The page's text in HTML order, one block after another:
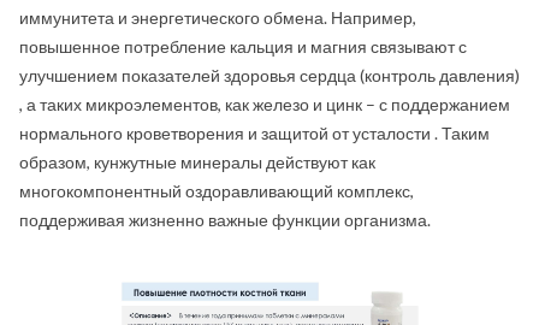
иммунитета и энергетического обмена. Например,
повышенное потребление кальция и магния связывают с
улучшением показателей здоровья сердца (контроль давления)
, а таких микроэлементов, как железо и цинк – с поддержанием
нормального кроветворения и защитой от усталости . Таким
образом, кунжутные минералы действуют как
многокомпонентный оздоравливающий комплекс,
поддерживая жизненно важные функции организма.